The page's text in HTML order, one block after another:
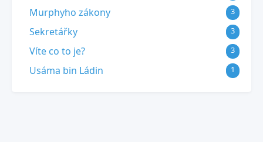
Murphyho zákony 3
Sekretářky 3
Víte co to je? 3
Usáma bin Ládin 1